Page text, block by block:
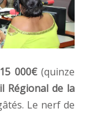
15 000€(quinze
Régional de la
Le nerf de